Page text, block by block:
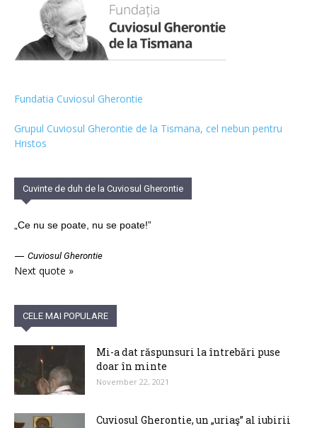
Fundatia Cuviosul Gherontie
Grupul Cuviosul Gherontie de la Tismana, cel nebun pentru
Hristos
Cuvinte de duh de la Cuviosul Gherontie
„Ce nu se poate, nu se poate!”
— Cuviosul Gherontie
Next quote »
CELE MAI POPULARE
Mi-a dat răspunsuri la întrebări puse
doar în minte
November 22, 2021
Cuviosul Gherontie, un „uriaş” al iubirii